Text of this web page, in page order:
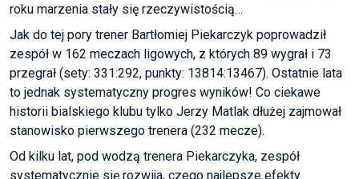
roku marzenia stały się rzeczywistością…
Jak do tej pory trener Bartłomiej Piekarczyk poprowadził
zespół w 162 meczach ligowych, z których 89 wygrał i 73
przegrał (sety: 331:292, punkty: 13814:13467). Ostatnie lata
to jednak systematyczny progres wyników! Co ciekawe
historii bialskiego klubu tylko Jerzy Matlak dłużej zajmował
stanowisko pierwszego trenera (232 mecze).
Od kilku lat, pod wodzą trenera Piekarczyka, zespół
systematycznie się rozwija, czego najlepsze efekty